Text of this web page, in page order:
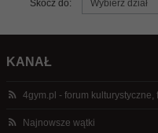
Skocz do:
KANAŁ
4gym.pl - forum
Najnowsze wątki